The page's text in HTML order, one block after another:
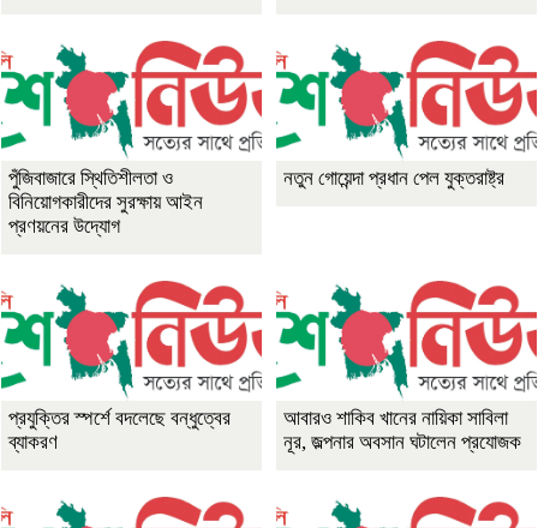
পুঁজিবাজারে স্থিতিশীলতা ও
বিনিয়োগকারীদের সুরক্ষায় আইন
প্রণয়নের উদ্যোগ
নতুন গোয়েন্দা প্রধান পেল যুক্তরাষ্ট্র
প্রযুক্তির স্পর্শে বদলেছে বন্ধুত্বের
ব্যাকরণ
আবারও শাকিব খানের নায়িকা সাবিলা
নূর, জল্পনার অবসান ঘটালেন প্রযোজক